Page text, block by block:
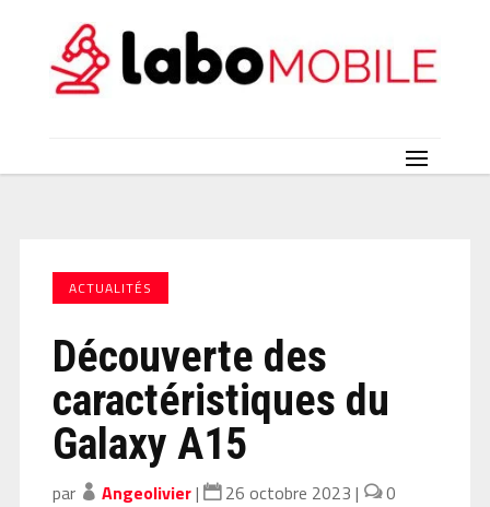
ACTUALITÉS
Découverte des
caractéristiques du
Galaxy A15
par Angeolivier| 26 octobre 2023 |
0